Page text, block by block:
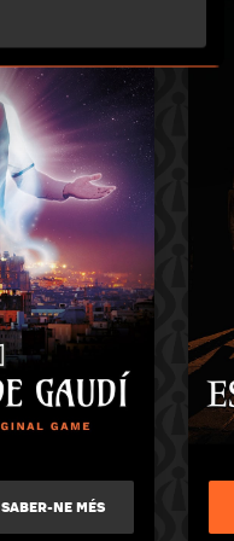
SABER-NE MÉS